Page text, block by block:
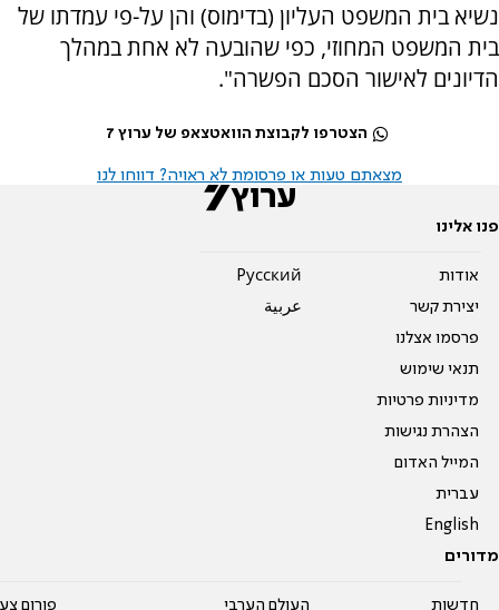
נשיא בית המשפט העליון (בדימוס) והן על-פי עמדתו של
בית המשפט המחוזי, כפי שהובעה לא אחת במהלך
הדיונים לאישור הסכם הפשרה".
הצטרפו לקבוצת הוואטצאפ של ערוץ 7
מצאתם טעות או פרסומת לא ראויה? דווחו לנו
פנו אלינו
אודות
יצירת קשר
פרסמו אצלנו
תנאי שימוש
מדיניות פרטיות
הצהרת נגישות
המייל האדום
עברית
English
Pусский
عربية
מדורים
חדשות העולם הערבי פורום